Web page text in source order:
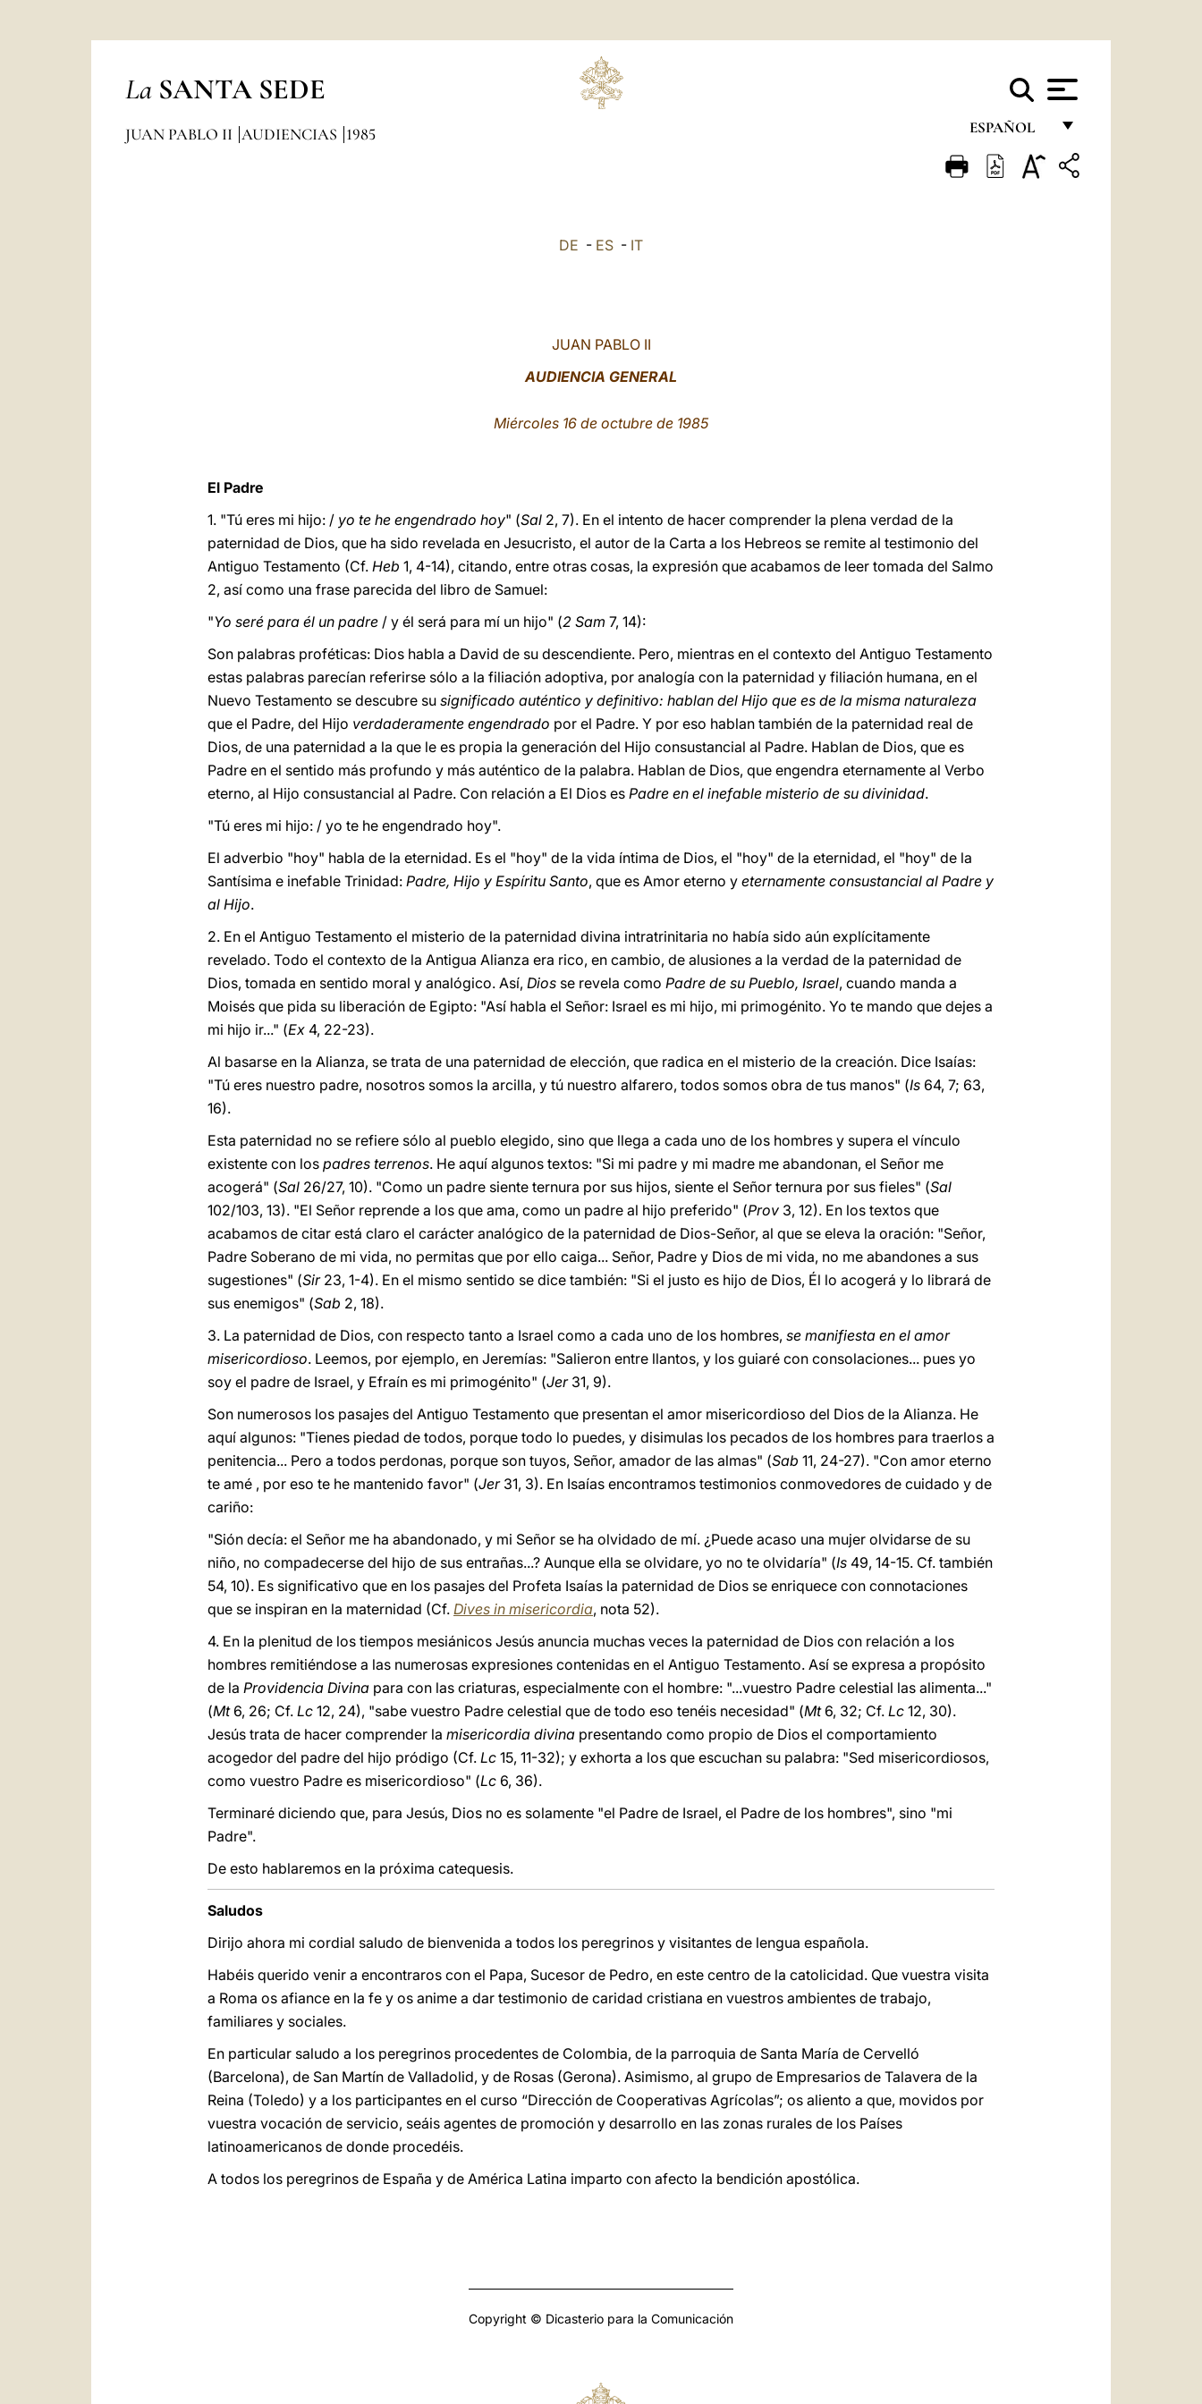
La SANTA SEDE
ESPAÑOL
FRANÇAIS
JUAN PABLO II AUDIENCIAS 1985
DE - ES - IT
JUAN PABLO II
AUDIENCIA GENERAL
Miércoles 16 de octubre de 1985
El Padre
1. "Tú eres mi hijo: / yo te he engendrado hoy" (Sal 2, 7). En el intento de hacer comprender la plena verdad de la
paternidad de Dios, que ha sido revelada en Jesucristo, el autor de la Carta a los Hebreos se remite al testimonio del
Antiguo Testamento (Cf. Heb 1, 4-14), citando, entre otras cosas, la expresión que acabamos de leer tomada del Salmo
2, así como una frase parecida del libro de Samuel:
"Yo seré para él un padre / y él será para mí un hijo" (2 Sam 7, 14):
Son palabras proféticas: Dios habla a David de su descendiente. Pero, mientras en el contexto del Antiguo Testamento
estas palabras parecían referirse sólo a la filiación adoptiva, por analogía con la paternidad y filiación humana, en el
Nuevo Testamento se descubre su significado auténtico y definitivo: hablan del Hijo que es de la misma naturaleza
que el Padre, del Hijo verdaderamente engendrado por el Padre. Y por eso hablan también de la paternidad real de
Dios, de una paternidad a la que le es propia la generación del Hijo consustancial al Padre. Hablan de Dios, que es
Padre en el sentido más profundo y más auténtico de la palabra. Hablan de Dios, que engendra eternamente al Verbo
eterno, al Hijo consustancial al Padre. Con relación a El Dios es Padre en el inefable misterio de su divinidad.
"Tú eres mi hijo: / yo te he engendrado hoy".
El adverbio "hoy" habla de la eternidad. Es el "hoy" de la vida íntima de Dios, el "hoy" de la eternidad, el "hoy" de la
Santísima e inefable Trinidad: Padre, Hijo y Espíritu Santo, que es Amor eterno y eternamente consustancial al Padre y
al Hijo.
2. En el Antiguo Testamento el misterio de la paternidad divina intratrinitaria no había sido aún explícitamente
revelado. Todo el contexto de la Antigua Alianza era rico, en cambio, de alusiones a la verdad de la paternidad de
Dios, tomada en sentido moral y analógico. Así, Dios se revela como Padre de su Pueblo, Israel, cuando manda a
Moisés que pida su liberación de Egipto: "Así habla el Señor: Israel es mi hijo, mi primogénito. Yo te mando que dejes a
mi hijo ir..." (Ex 4, 22-23).
Al basarse en la Alianza, se trata de una paternidad de elección, que radica en el misterio de la creación. Dice Isaías:
"Tú eres nuestro padre, nosotros somos la arcilla, y tú nuestro alfarero, todos somos obra de tus manos" (Is 64, 7; 63,
16).
Esta paternidad no se refiere sólo al pueblo elegido, sino que llega a cada uno de los hombres y supera el vínculo
existente con los padres terrenos. He aquí algunos textos: "Si mi padre y mi madre me abandonan, el Señor me
acogerá" (Sal 26/27, 10). "Como un padre siente ternura por sus hijos, siente el Señor ternura por sus fieles" (Sal
102/103, 13). "El Señor reprende a los que ama, como un padre al hijo preferido" (Prov 3, 12). En los textos que
acabamos de citar está claro el carácter analógico de la paternidad de Dios-Señor, al que se eleva la oración: "Señor,
Padre Soberano de mi vida, no permitas que por ello caiga... Señor, Padre y Dios de mi vida, no me abandones a sus
sugestiones" (Sir23, 1-4). En el mismo sentido se dice también: "Si el justo es hijo de Dios, Él lo acogerá y lo librará de
sus enemigos" (Sab 2, 18).
3. La paternidad de Dios, con respecto tanto a Israel como a cada uno de los hombres, se manifiesta en el amor
misericordioso. Leemos, por ejemplo, en Jeremías: "Salieron entre llantos, y los guiaré con consolaciones... pues yo
soy el padre de Israel, y Efraín es mi primogénito" (Jer31, 9).
Son numerosos los pasajes del Antiguo Testamento que presentan el amor misericordioso del Dios de la Alianza. He
aquí algunos: "Tienes piedad de todos, porque todo lo puedes, y disimulas los pecados de los hombres para traerlos a
penitencia... Pero a todos perdonas, porque son tuyos, Señor, amador de las almas" (Sab 11, 24-27). "Con amor eterno
te amé , por eso te he mantenido favor" (Jer31, 3). En Isaías encontramos testimonios conmovedores de cuidado y de
cariño:
"Sión decía: el Señor me ha abandonado, y mi Señor se ha olvidado de mí. ¿Puede acaso una mujer olvidarse de su
niño, no compadecerse del hijo de sus entrañas...? Aunque ella se olvidare, yo no te olvidaría" (Is 49, 14-15. Cf. también
54, 10). Es significativo que en los pasajes del Profeta Isaías la paternidad de Dios se enriquece con connotaciones
que se inspiran en la maternidad (Cf. Dives in misericordia, nota 52).
4. En la plenitud de los tiempos mesiánicos Jesús anuncia muchas veces la paternidad de Dios con relación a los
hombres remitiéndose a las numerosas expresiones contenidas en el Antiguo Testamento. Así se expresa a propósito
de la Providencia Divina para con las criaturas, especialmente con el hombre: "...vuestro Padre celestial las alimenta..."
(Mt6, 26; Cf. Lc 12, 24), "sabe vuestro Padre celestial que de todo eso tenéis necesidad" (Mt6, 32; Cf. Lc 12, 30).
Jesús trata de hacer comprender la misericordia divina presentando como propio de Dios el comportamiento
acogedor del padre del hijo pródigo (Cf. Lc 15, 11-32); y exhorta a los que escuchan su palabra: "Sed misericordiosos,
como vuestro Padre es misericordioso" (Lc 6, 36).
Terminaré diciendo que, para Jesús, Dios no es solamente "el Padre de Israel, el Padre de los hombres", sino "mi
Padre".
De esto hablaremos en la próxima catequesis.
Saludos
Dirijo ahora mi cordial saludo de bienvenida a todos los peregrinos y visitantes de lengua española.
Habéis querido venir a encontraros con el Papa, Sucesor de Pedro, en este centro de la catolicidad. Que vuestra visita
a Roma os afiance en la fe y os anime a dar testimonio de caridad cristiana en vuestros ambientes de trabajo,
familiares y sociales.
En particular saludo a los peregrinos procedentes de Colombia, de la parroquia de Santa María de Cervelló
(Barcelona), de San Martín de Valladolid, y de Rosas (Gerona). Asimismo, al grupo de Empresarios de Talavera de la
Reina (Toledo) y a los participantes en el curso “Dirección de Cooperativas Agrícolas”; os aliento a que, movidos por
vuestra vocación de servicio, seáis agentes de promoción y desarrollo en las zonas rurales de los Países
latinoamericanos de donde procedéis.
A todos los peregrinos de España y de América Latina imparto con afecto la bendición apostólica.
Copyright © Dicasterio para la Comunicación